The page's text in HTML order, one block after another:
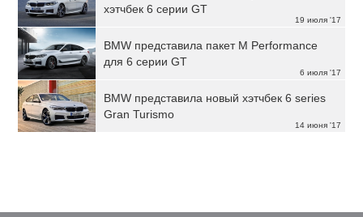
19 июля '17
хэтчбек 6 серии GT
6 июля '17
BMW представила пакет M Performance
для 6 серии GT
14 июня '17
BMW представила новый хэтчбек 6 series
Gran Turismo